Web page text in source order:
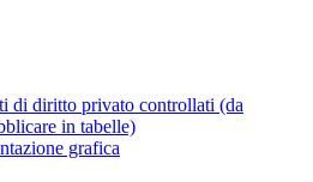
di diritto privato controllati (da
in tabelle)
grafica